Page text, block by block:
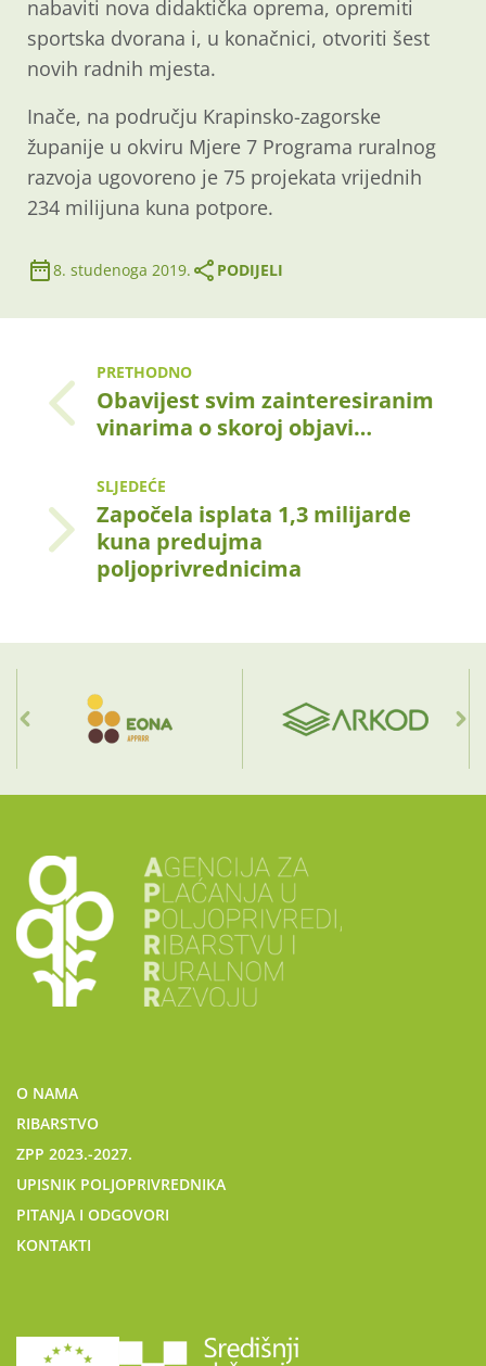
nabaviti nova didaktička oprema, opremiti
sportska dvorana i, u konačnici, otvoriti šest
novih radnih mjesta.
Inače, na području Krapinsko-zagorske
županije u okviru Mjere 7 Programa ruralnog
razvoja ugovoreno je 75 projekata vrijednih
234 milijuna kuna potpore.
8. studenoga 2019. PODIJELI
PRETHODNO
Obavijest svim zainteresiranim
vinarima o skoroj objavi…
SLJEDEĆE
Započela isplata 1,3 milijarde
kuna predujma
poljoprivrednicima
O NAMA
RIBARSTVO
ZPP 2023.-2027.
UPISNIK POLJOPRIVREDNIKA
PITANJA I ODGOVORI
KONTAKTI